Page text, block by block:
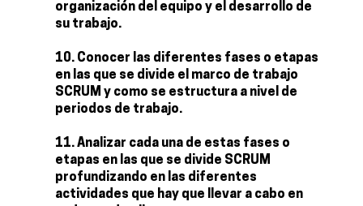
organización del equipo y el desarrollo de
su trabajo.
Conocer las diferentes fases o etapas
en las que se divide el marco de trabajo
SCRUM y como se estructura a nivel de
periodos de trabajo.
Analizar cada una de estas fases o
etapas en las que se divide SCRUM
profundizando en las diferentes
actividades que hay que llevar a cabo en